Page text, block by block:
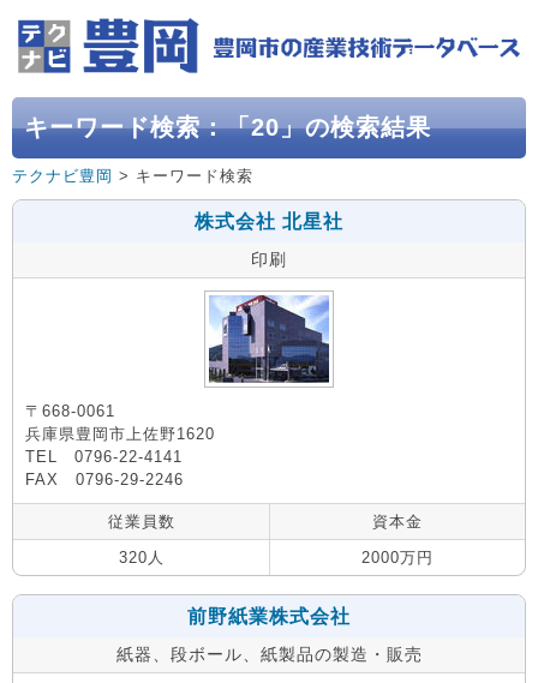
キーワード検索：「20」の検索結果
テクナビ豊岡 > キーワード検索
株式会社 北星社
印刷
〒668-0061
兵庫県豊岡市上佐野1620
TEL 0796-22-4141
FAX 0796-29-2246
従業員数
資本金
320人
2000万円
前野紙業株式会社
紙器、段ボール、紙製品の製造・販売